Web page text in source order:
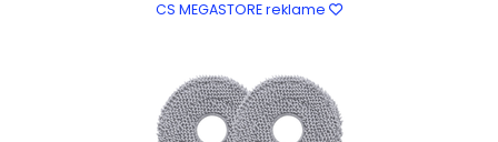
CS MEGASTORE reklame